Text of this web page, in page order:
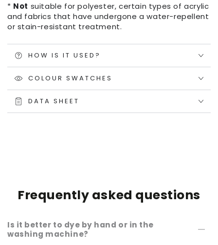
* Not suitable for polyester, certain types of acrylic
and fabrics that have undergone a water-repellent
or stain-resistant treatment.
HOW IS IT USED?
COLOUR SWATCHES
DATA SHEET
Frequently asked questions
Is it better to dye by hand or in the
washing machine?